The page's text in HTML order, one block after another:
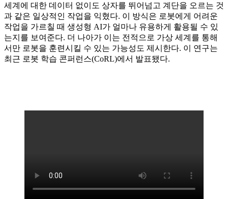
세계에 대한 데이터 없이도 상자를 뛰어넘고 계단을 오르는 것
과 같은 일상적인 작업을 익혔다. 이 방식은 로봇에게 어려운
작업을 가르칠 때 생성형 AI가 얼마나 유용하게 활용될 수 있
는지를 보여준다. 더 나아가 이는 전적으로 가상 세계를 통해
서만 로봇을 훈련시킬 수 있는 가능성도 제시한다. 이 연구는
최근 로봇 학습 콘퍼런스(CoRL)에서 발표됐다.